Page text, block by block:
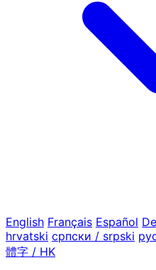
English Français Español
hrvatski српски / srpski
體字 / HK